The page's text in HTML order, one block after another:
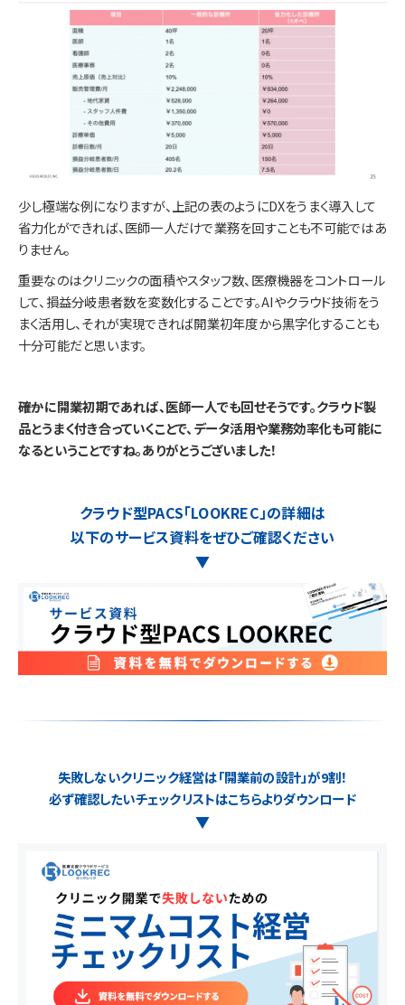
少し極端な例になりますが、上記の表のようにDXをうまく導入して
省力化ができれば、医師一人だけで業務を回すことも不可能ではあ
りません。
重要なのはクリニックの面積やスタッフ数、医療機器をコントロール
して、損益分岐患者数を変数化することです。AIやクラウド技術をう
まく活用し、それが実現できれば開業初年度から黒字化することも
十分可能だと思います。
――確かに開業初期であれば、医師一人でも回せそうです。クラウド製
品とうまく付き合っていくことで、データ活用や業務効率化も可能に
なるということですね。ありがとうございました！
クラウド型PACS「LOOKREC」の詳細は
以下のサービス資料をぜひご確認ください
▼
失敗しないクリニック経営は「開業前の設計」が9割！
必ず確認したいチェックリストはこちらよりダウンロード
▼